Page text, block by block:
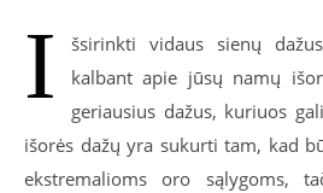
I
šsirinkti vidaus sienų
kalbant apie jūsų namų
geriausius dažus, kuriuos
išorės dažų yra sukurti tam, kad
ekstremalioms oro sąlygoms,